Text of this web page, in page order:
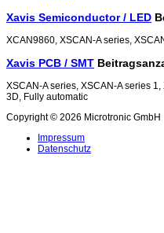
Xavis Semiconductor / LED
XCAN9860, XSCAN-A series,
Xavis PCB / SMT
XSCAN-A series, XSCAN-A series
3D, Fully automatic
Copyright © 2026 Microtronic GmbH
Impressum
Datenschutz